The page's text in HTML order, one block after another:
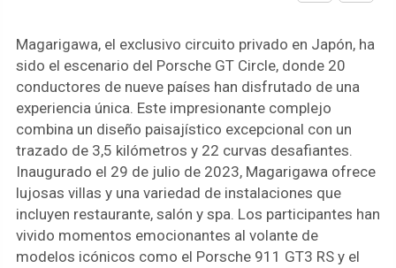
Magarigawa, el exclusivo circuito privado en Japón, ha
sido el escenario del Porsche GT Circle, donde 20
conductores de nueve países han disfrutado de una
experiencia única. Este impresionante complejo
combina un diseño paisajístico excepcional con un
trazado de 3,5 kilómetros y 22 curvas desafiantes.
Inaugurado el 29 de julio de 2023, Magarigawa ofrece
lujosas villas y una variedad de instalaciones que
incluyen restaurante, salón y spa. Los participantes han
vivido momentos emocionantes al volante de
modelos icónicos como el Porsche 911 GT3 RS y el